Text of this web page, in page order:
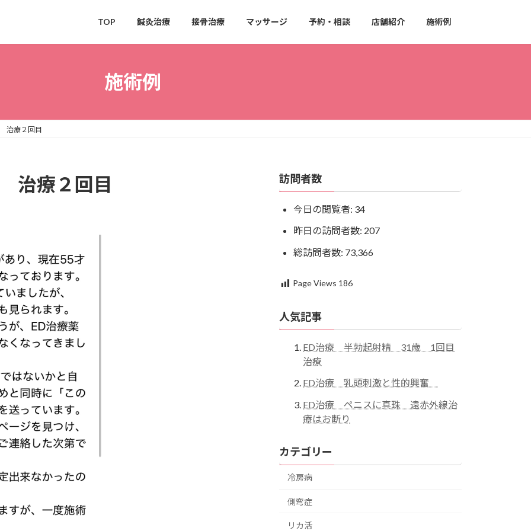
TOP 鍼灸治療 接骨治療 マッサージ 予約・相談 店舗紹介 施術例
施術例
治療２回目
治療２回目 訪問者数
今日の閲覧者: 34
昨日の訪問者数: 207
総訪問者数: 73,366
Page Views 186
人気記事
ED治療 半勃起射精 31歳 1回目
治療
ED治療 乳頭刺激と性的興奮
ED治療 ペニスに真珠 遠赤外線治
療はお断り
カテゴリー
冷房病
側弯症
リカ活